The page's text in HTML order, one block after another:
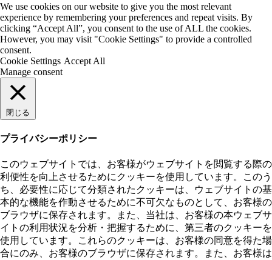
We use cookies on our website to give you the most relevant
experience by remembering your preferences and repeat visits. By
clicking “Accept All”, you consent to the use of ALL the cookies.
However, you may visit "Cookie Settings" to provide a controlled
consent.
Cookie Settings Accept All
Manage consent
閉じる
プライバシーポリシー
このウェブサイトでは、お客様がウェブサイトを閲覧する際の
利便性を向上させるためにクッキーを使用しています。このう
ち、必要性に応じて分類されたクッキーは、ウェブサイトの基
本的な機能を作動させるために不可欠なものとして、お客様の
ブラウザに保存されます。また、当社は、お客様の本ウェブサ
イトの利用状況を分析・把握するために、第三者のクッキーを
使用しています。これらのクッキーは、お客様の同意を得た場
合にのみ、お客様のブラウザに保存されます。また、お客様は